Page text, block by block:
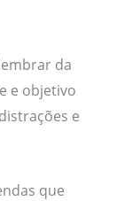
da
e objetivo
e
que